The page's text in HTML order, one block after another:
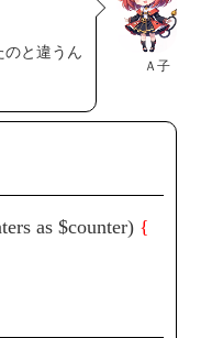
Ａ子
のと違うん
as $counter) {